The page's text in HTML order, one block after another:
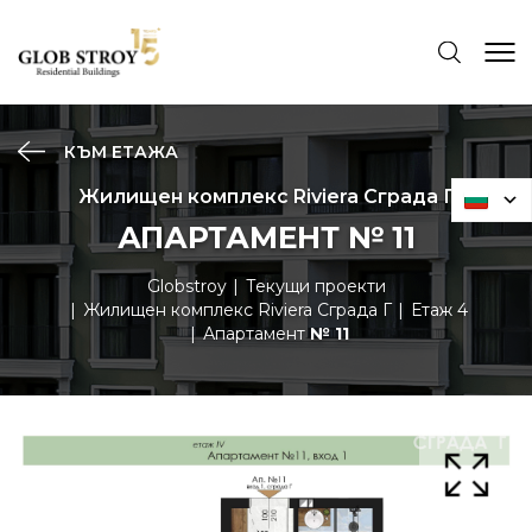
КЪМ ЕТАЖА
Жилищен комплекс Riviera Сграда Г
АПАРТАМЕНТ № 11
Globstroy
Текущи проекти
Жилищен комплекс Riviera Сграда Г
Етаж 4
Апартамент№ 11